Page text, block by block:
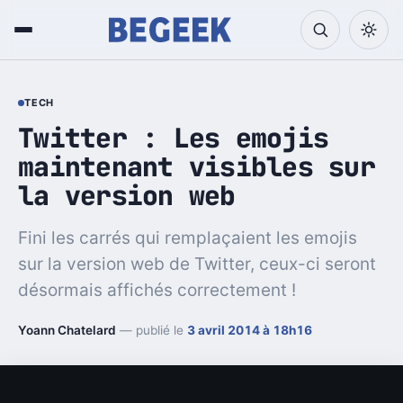
TECH
Twitter : Les emojis
maintenant visibles sur
la version web
Fini les carrés qui remplaçaient les emojis
sur la version web de Twitter, ceux-ci seront
désormais affichés correctement !
Yoann Chatelard — publié le 3 avril 2014 à 18h16